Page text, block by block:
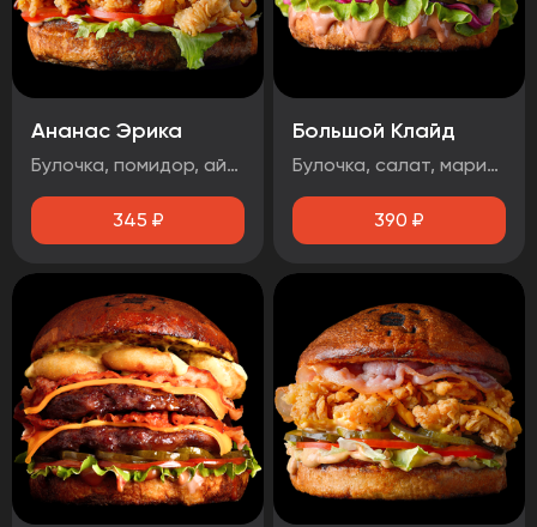
Ананас Эрика
Булочка, помидор, айсберг, ананас, сыр чеддер, фирменная курочка в панировке, майонез, терияки соус
345 ₽
Большой Клайд
Булочка, салат, маринованный огурец, маринованный лук, котлета говядина, чорризо, сыр чеддер, два фирменных соуса.
390 ₽